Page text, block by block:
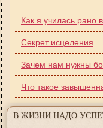
Как я училась рано
Секрет исцеления
Зачем нам нужны
Что такое
В ЖИЗНИ НАДО